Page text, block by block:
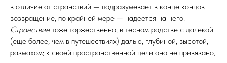
в отличие от странствий — подразумевает в конце концов
возвращение, по крайней мере — надеется на него.
Странствиетоже торжественно, в тесном родстве с далекой
(еще более, чем в путешествиях) далью, глубиной, высотой,
размахом; к своей пространственной цели оно не привязано,